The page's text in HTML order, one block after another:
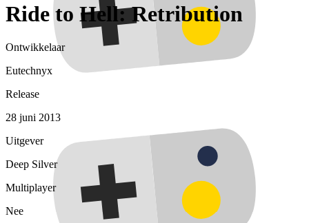
Ride to Hell: Retribution
Ontwikkelaar
Eutechnyx
Release
28 juni 2013
Uitgever
Deep Silver
Multiplayer
Nee